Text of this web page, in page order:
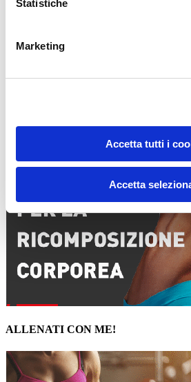
Statistiche
Marketing
Accetta tutti i
Accetta
Nome*
ALLENATI CON ME!